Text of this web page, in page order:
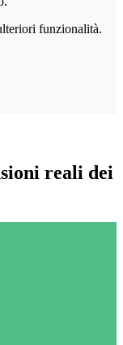
funzionalità.
reali dei